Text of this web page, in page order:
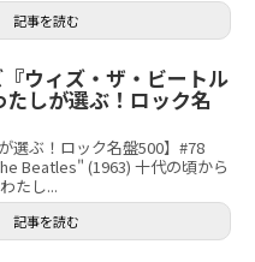
記事を読む
ウィズ・ザ・ビートル
しが選ぶ！ロック名
選ぶ！ロック名盤500】#78
Beatles" (1963) 十代の頃から
たし...
記事を読む